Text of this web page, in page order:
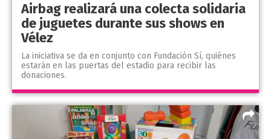
Airbag realizará una colecta solidaria
de juguetes durante sus shows en
Vélez
La iniciativa se da en conjunto con Fundación Sí, quiénes
estarán en las puertas del estadio para recibir las
donaciones.